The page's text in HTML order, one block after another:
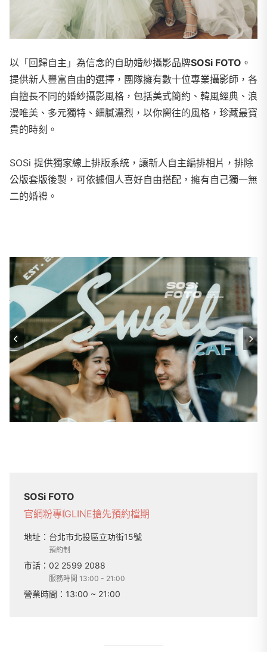
以「回歸自主」為信念的自助婚紗攝影品牌SOSi FOTO 。
提供新人豐富自由的選擇，團隊擁有數十位專業攝影師，各
自擅長不同的婚紗攝影風格，包括美式簡約、韓風經典、浪
漫唯美、多元獨特、細膩濃烈，以你嚮往的風格，珍藏最寶
貴的時刻。
SOSi 提供獨家線上排版系統，讓新人自主編排相片，排除
公版套版後製，可依據個人喜好自由搭配，擁有自己獨一無
二的婚禮。
SOSi FOTO
官網粉專IGLINE搶先預約檔期
地址： 台北市北投區立功街15號
預約制
市話： 02 2599 2088
服務時間 13:00 - 21:00
營業時間： 13:00 ~ 21:00